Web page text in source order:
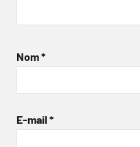
Nom*
E-mail *